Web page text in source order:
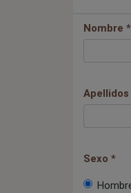
Nombre *
Apellidos
Sexo *